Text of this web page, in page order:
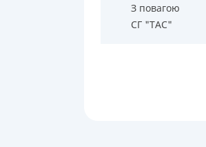
З повагою
СГ "ТАС"